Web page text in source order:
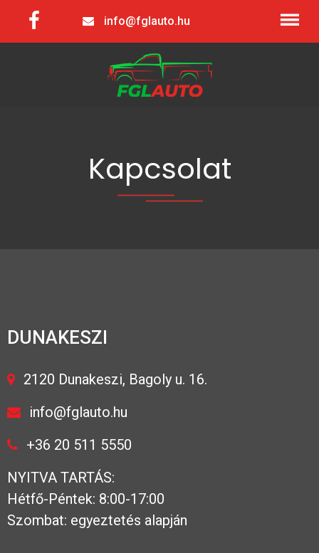
info@fglauto.hu
Kapcsolat
DUNAKESZI
2120 Dunakeszi, Bagoly u. 16.
info@fglauto.hu
+36 20 511 5550
NYITVA TARTÁS:
Hétfő-Péntek: 8:00-17:00
Szombat: egyeztetés alapján